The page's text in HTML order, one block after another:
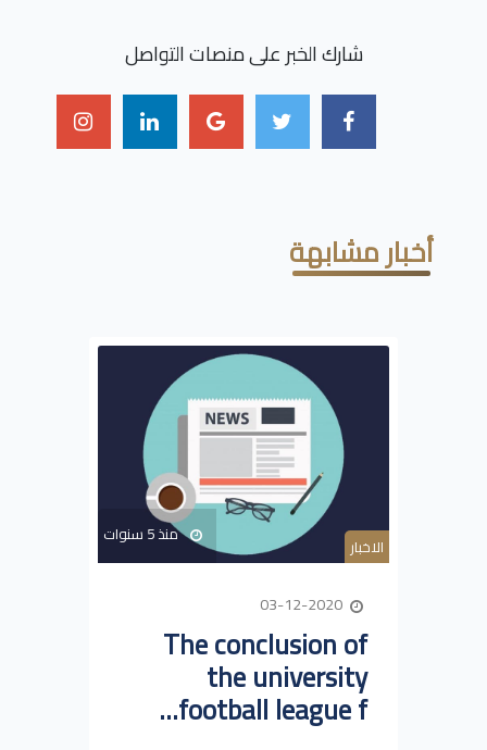
شارك الخبر على منصات التواصل
أخبار مشابهة
الاخبار منذ 5 سنوات
The conclusion of
the university
football league f...